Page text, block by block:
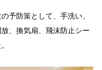
予防策として、手洗い、
、換気扇、飛沫防止シー